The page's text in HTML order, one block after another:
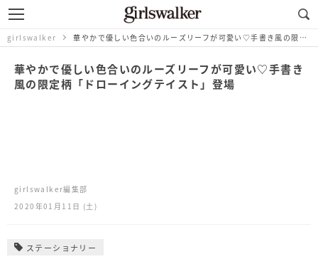
girlswalker 華やかで優しい色合いのルーズリーフが可愛い♡手書き風の限定柄「ドローイングテイスト」登場
華やかで優しい色合いのルーズリーフが可愛い♡手書き
風の限定柄「ドローイングテイスト」登場
girlswalker編集部
2020年01月11日 (土)
ステーショナリー